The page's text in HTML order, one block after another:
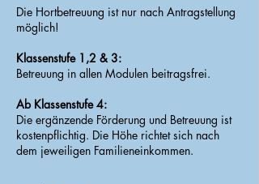
Die Hortbetreuung ist nur nach Antragstellung
möglich!
Klassenstufe 1,2 & 3:
Betreuung in allen Modulen beitragsfrei.
Ab Klassenstufe 4:
Die ergänzende Förderung und Betreuung ist
kostenpflichtig. Die Höhe richtet sich nach
dem jeweiligen Familieneinkommen.